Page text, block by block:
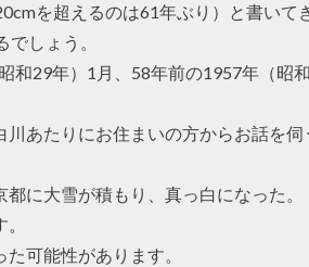
を超えるのは61年ぶり）と書いて
しょう。
和29年）1月、58年前の1957年（昭
あたりにお住まいの方からお話を伺
に大雪が積もり、真っ白になった
可能性があります。